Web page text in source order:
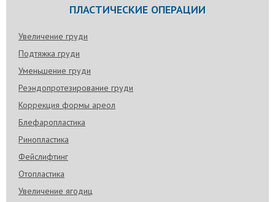
ПЛАСТИЧЕСКИЕ ОПЕРАЦИИ
Увеличение груди
Подтяжка груди
Уменьшение груди
Реэндопротезирование груди
Коррекция формы ареол
Блефаропластика
Ринопластика
Фейслифтинг
Отопластика
Увеличение ягодиц